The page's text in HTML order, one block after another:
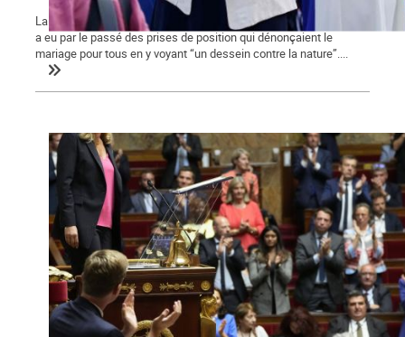
La ministre des collectivités territoriales, issue des Républicains,
a eu par le passé des prises de position qui dénonçaient le
mariage pour tous en y voyant “un dessein contre la nature”....